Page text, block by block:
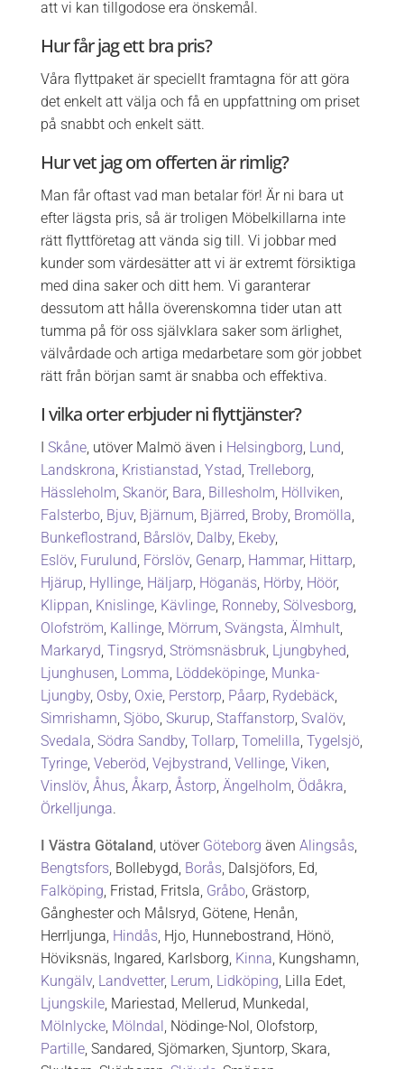
att vi kan tillgodose era önskemål.
Hur får jag ett bra pris?
Våra flyttpaket är speciellt framtagna för att göra
det enkelt att välja och få en uppfattning om priset
på snabbt och enkelt sätt.
Hur vet jag om offerten är rimlig?
Man får oftast vad man betalar för! Är ni bara ut
efter lägsta pris, så är troligen Möbelkillarna inte
rätt flyttföretag att vända sig till. Vi jobbar med
kunder som värdesätter att vi är extremt försiktiga
med dina saker och ditt hem. Vi garanterar
dessutom att hålla överenskomna tider utan att
tumma på för oss självklara saker som ärlighet,
välvårdade och artiga medarbetare som gör jobbet
rätt från början samt är snabba och effektiva.
I vilka orter erbjuder ni flyttjänster?
Skåne, utöver Malmö även i Helsingborg, Lund,
Landskrona, Kristianstad, Ystad, Trelleborg,
Hässleholm, Skanör, Bara, Billesholm, Höllviken,
Falsterbo, Bjuv, Bjärnum, Bjärred, Broby, Bromölla,
Bunkeflostrand, Bårslöv, Dalby, Ekeby,
Eslöv, Furulund, Förslöv, Genarp, Hammar, Hittarp,
Hjärup, Hyllinge, Häljarp, Höganäs, Hörby, Höör,
Klippan, Knislinge, Kävlinge, Ronneby, Sölvesborg,
Olofström, Kallinge, Mörrum, Svängsta, Älmhult,
Markaryd, Tingsryd, Strömsnäsbruk, Ljungbyhed,
Ljunghusen, Lomma, Löddeköpinge, Munka-
Ljungby, Osby, Oxie, Perstorp, Påarp, Rydebäck,
Simrishamn, Sjöbo, Skurup, Staffanstorp, Svalöv,
Svedala, Södra Sandby, Tollarp, Tomelilla, Tygelsjö,
Tyringe, Veberöd, Vejbystrand, Vellinge, Viken,
Vinslöv, Åhus, Åkarp, Åstorp, Ängelholm, Ödåkra,
Örkelljunga.
I Västra Götaland, utöver Göteborg även Alingsås,
Bengtsfors, Bollebygd, Borås, Dalsjöfors, Ed,
Falköping, Fristad, Fritsla, Gråbo, Grästorp,
Gånghester och Målsryd, Götene, Henån,
Herrljunga, Hindås, Hjo, Hunnebostrand, Hönö,
Höviksnäs, Ingared, Karlsborg, Kinna, Kungshamn,
Kungälv, Landvetter, Lerum, Lidköping, Lilla Edet,
Ljungskile, Mariestad, Mellerud, Munkedal,
Mölnlycke, Mölndal , Nödinge-Nol, Olofstorp,
Partille, Sandared, Sjömarken, Sjuntorp, Skara,